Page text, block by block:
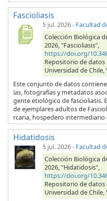
Fascioliasis
5 jul. 2026- Facultad
Colección Biológica
2026, "Fascioliasis",
https://doi.org/
Repositorio de datos
Universidad de Chile,
Este conjunto de datos
ías, fotografías y metadatos
gente etiológico de fascioliasis.
de ejemplares adultos de
rcaria, hospedero intermediario
Hidatidosis
5 jul. 2026- Facultad
Colección Biológica
2026, "Hidatidosis",
https://doi.org/
Repositorio de datos
Universidad de Chile,